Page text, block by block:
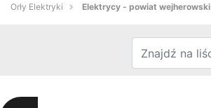
Orły Elektryki Elektrycy - powiat wejherowski